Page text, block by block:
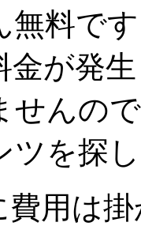
無料で
金が発
せんの
ツを探
費用は